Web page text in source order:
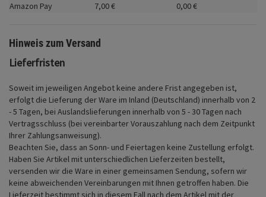
Amazon Pay
7,00€ 0,00€
Hinweis zum Versand
Lieferfristen
Soweit im jeweiligen Angebot keine andere Frist angegeben ist,
erfolgt die Lieferung der Ware im Inland (Deutschland) innerhalb von 2
- 5 Tagen, bei Auslandslieferungen innerhalb von 5 - 30 Tagen nach
Vertragsschluss (bei vereinbarter Vorauszahlung nach dem Zeitpunkt
Ihrer Zahlungsanweisung).
Beachten Sie, dass an Sonn- und Feiertagen keine Zustellung erfolgt.
Haben Sie Artikel mit unterschiedlichen Lieferzeiten bestellt,
versenden wir die Ware in einer gemeinsamen Sendung, sofern wir
keine abweichenden Vereinbarungen mit Ihnen getroffen haben. Die
Lieferzeit bestimmt sich in diesem Fall nach dem Artikel mit der